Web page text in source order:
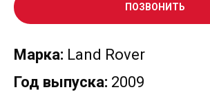
ПОЗВОНИТЬ
Марка: Land Rover
Год выпуска: 2009